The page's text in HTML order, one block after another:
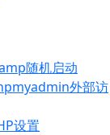
随机启动
外部访
设置